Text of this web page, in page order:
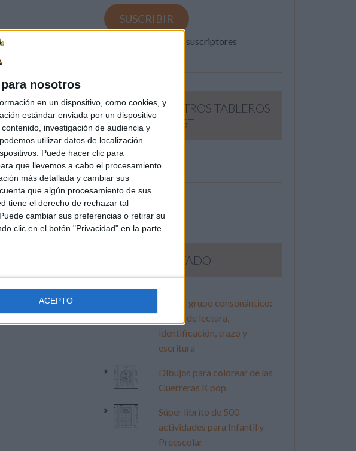
nosotros
en un dispositivo, como cookies, y
estándar enviada por un dispositivo
investigación de audiencia y
utilizar datos de localización
Puede hacer clic para
que llevemos a cabo el procesamiento
más detallada y cambiar sus
que algún procesamiento de sus
tiene el derecho de rechazar tal
cambiar sus preferencias o retirar su
clic en el botón "Privacidad" en la parte
ACEPTO
email
SUSCRIBIR
Únete a otros 371K suscriptores
SIGUE NUESTROS TABLEROS
EN PINTEREST
LO MÁS VISITADO
Primer grupo consonántico:
Fichas de lectura,
identificación, trazo y
escritura
Dibujos para colorear de las
Guerreras K pop
Súper librito de 500
actividades para Infantil y
Preescolar